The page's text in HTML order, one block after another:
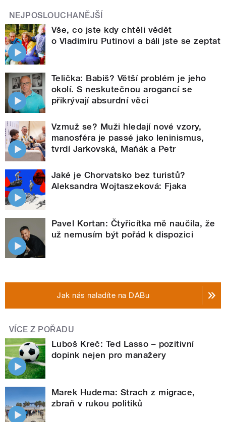
NEJPOSLOUCHANĚJŠÍ
Vše, co jste kdy chtěli vědět
o Vladimiru Putinovi a báli jste se zeptat
Telička: Babiš? Větší problém je jeho
okolí. S neskutečnou arogancí se
přikrývají absurdní věci
Vzmuž se? Muži hledají nové vzory,
manosféra je passé jako leninismus,
tvrdí Jarkovská, Maňák a Petr
Jaké je Chorvatsko bez turistů?
Aleksandra Wojtaszeková: Fjaka
Pavel Kortan: Čtyřicítka mě naučila, že
už nemusím být pořád k dispozici
Jak nás naladíte na DABu
VÍCE Z POŘADU
Luboš Kreč: Ted Lasso – pozitivní
dopink nejen pro manažery
Marek Hudema: Strach z migrace,
zbraň v rukou politiků